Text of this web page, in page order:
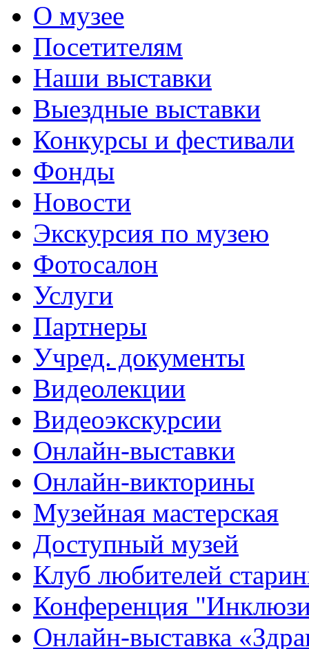
О музее
Посетителям
Наши выставки
Выездные выставки
Конкурсы и фестивали
Фонды
Новости
Экскурсия по музею
Фотосалон
Услуги
Партнеры
Учред. документы
Видеолекции
Видеоэкскурсии
Онлайн-выставки
Онлайн-викторины
Музейная мастерская
Доступный музей
Клуб любителей
Конференция
Онлайн-выставка